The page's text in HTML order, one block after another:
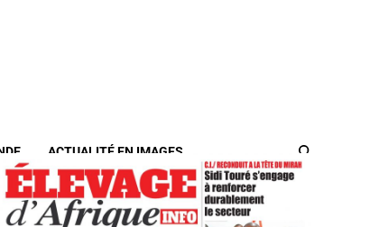
ACTUALITÉ EN IMAGES